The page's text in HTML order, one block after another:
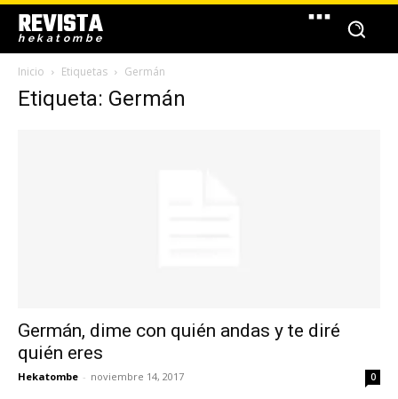
REVISTA
hekatombe
Inicio Etiquetas Germán
Etiqueta: Germán
Germán, dime con quién andas y te diré
quién eres
Hekatombe - noviembre 14, 2017 0